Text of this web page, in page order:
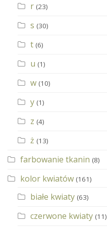
r (23)
s (30)
t (6)
u (1)
w (10)
y (1)
z (4)
ż (13)
farbowanie tkanin (8)
kolor kwiatów (161)
białe kwiaty (63)
czerwone kwiaty (11)